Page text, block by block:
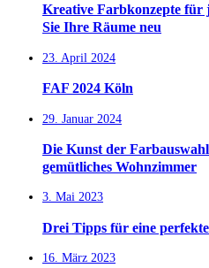
Kreative Farbkonzepte für
Sie Ihre Räume neu
23. April 2024
FAF 2024 Köln
29. Januar 2024
Die Kunst der
gemütliches Wohnzimmer
3. Mai 2023
Drei Tipps für eine
16. März 2023